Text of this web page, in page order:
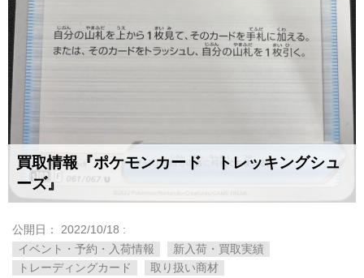
買取情報『ポケモンカード トレッキングシュ
ーズ』
公開日： 2022/10/18 :
イベント・予約・入荷情報
新入荷・買取実績
トレーディングカード
取り扱い商材